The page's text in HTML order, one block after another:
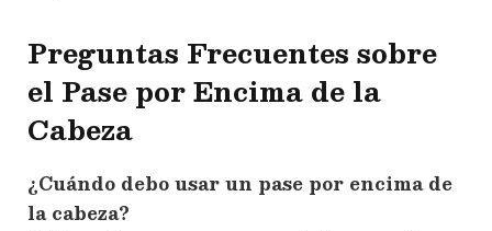
Preguntas Frecuentes sobre
el Pase por Encima de la
Cabeza
¿Cuándo debo usar un pase por encima de
la cabeza?